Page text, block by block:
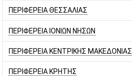
ΠΕΡΙΦΕΡΕΙΑ ΘΕΣΣΑΛΙΑΣ
ΠΕΡΙΦΕΡΕΙΑ ΙΟΝΙΩΝ ΝΗΣΩΝ
ΠΕΡΙΦΕΡΕΙΑ ΚΕΝΤΡΙΚΗΣ ΜΑΚΕΔΟΝΙΑΣ
ΠΕΡΙΦΕΡΕΙΑ ΚΡΗΤΗΣ